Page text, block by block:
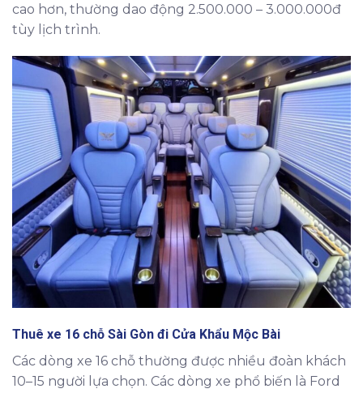
cao hơn, thường dao động 2.500.000 – 3.000.000đ
tùy lịch trình.
Thuê xe 16 chỗ Sài Gòn đi Cửa Khẩu Mộc Bài
Các dòng xe 16 chỗ thường được nhiều đoàn khách
10–15 người lựa chọn. Các dòng xe phổ biến là Ford